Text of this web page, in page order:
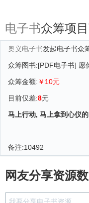
电子书众筹项
奥义电子书发起电子书众
众筹图书:[PDF电子书] 愿
众筹金额: ￥10元
目前仅差:8元
马上行动, 马上拿到心仪
备注:10492
网友分享资源